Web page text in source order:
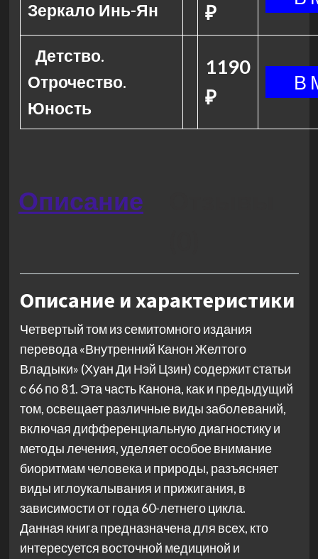
Зеркало Инь-Ян ₽
Детство.
Отрочество.
Юность
1190
₽
Описание
Описание и характеристики
Четвертый том из семитомного издания
перевода «Внутренний Канон Желтого
Владыки» (Хуан Ди Нэй Цзин) содержит статьи
с 66 по 81. Эта часть Канона, как и предыдущий
том, освещает различные виды заболеваний,
включая дифференциальную диагностику и
методы лечения, уделяет особое внимание
биоритмам человека и природы, разъясняет
виды иглоукалывания и прижигания, в
зависимости от года 60-летнего цикла.
Данная книга предназначена для всех, кто
интересуется восточной медициной и